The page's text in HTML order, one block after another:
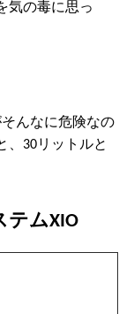
気の毒に思っ
んなに危険なの
、30リットルと
テムXIO